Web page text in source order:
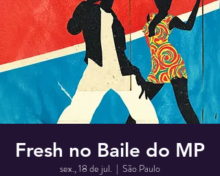
Fresh no Baile do MP
sex., 18 de jul.
  |
São Paulo